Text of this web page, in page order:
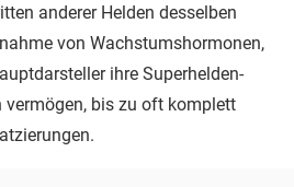
anderer Helden desselben
von Wachstumshormonen,
ihre Superhelden-
vermögen, bis zu oft komplett